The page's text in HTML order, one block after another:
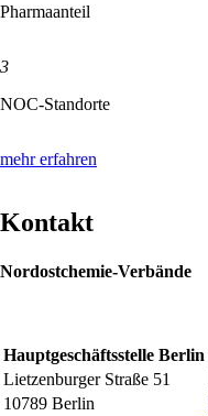
Pharmaanteil
3
NOC-Standorte
mehr erfahren
Kontakt
Nordostchemie-Verbände
Hauptgeschäftsstelle Berlin
Lietzenburger Straße 51
10789 Berlin